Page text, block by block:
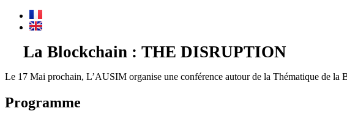
La Blockchain : THE DISRUPTION
Le 17 Mai prochain, L’AUSIM organise une conférence autour de la Thématique de
Programme